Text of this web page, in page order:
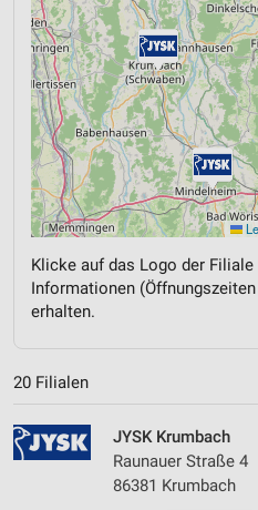
Klicke auf das Logo der
Informationen
erhalten.
20 Filialen
JYSK Krumbach
Raunauer Straße 4
86381 Krumbach